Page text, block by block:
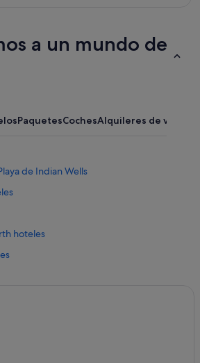
a un mundo de
PaquetesCochesAlquileres de
de Indian Wells
hoteles